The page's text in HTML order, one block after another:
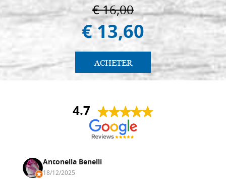
€ 16,00
€ 13,60
ACHETER
4.7
Antonella Benelli
18/12/2025